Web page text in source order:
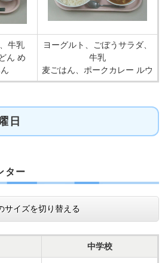
牛乳
ん め
ヨーグルト、ごぼうサラダ、
牛乳
麦ごはん、ポークカレー ルウ
日
ター
サイズを切り替える
中学校